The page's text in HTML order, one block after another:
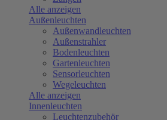
Alle anzeigen
Außenleuchten
Außenwandleuchten
Außenstrahler
Bodenleuchten
Gartenleuchten
Sensorleuchten
Wegeleuchten
Alle anzeigen
Innenleuchten
Leuchtenzubehör